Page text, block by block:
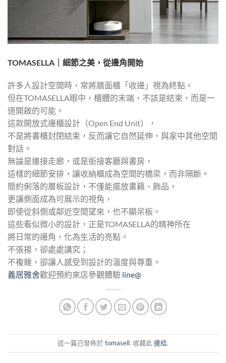
TOMASELLA｜細節之美，從邊角開始
許多人設計空間時，常將牆面櫃「收邊」視為終點。
但在TOMASELLA眼中，櫃體的末端，不該是結束，而是一
道開啟的可能。
這款開放式邊櫃設計（Open End Unit），
不是將書櫃封閉結束，反而讓它自然延伸，與家中其他空間
對話。
無論是連接走廊，或是銜接客廳與書房，
這樣的細節安排，讓收納櫃成為空間的橋梁，而非隔斷。
簡約俐落的層板設計，不僅能擺放書籍、飾品，
更讓側面成為可展示的視角，
即使從斜側或鄰近空間望來，也不顯呆板。
這些看似微小的設計，正是TOMASELLA的精神所在
將日常的邊角，化為生活的亮點。
不張揚，卻處處講究；
不複雜，卻讓人感受到設計的溫度與尊重。
義居雅舍歡迎預約來店參觀體驗 line@
這一篇已發佈於tomasell. 收藏此連結.